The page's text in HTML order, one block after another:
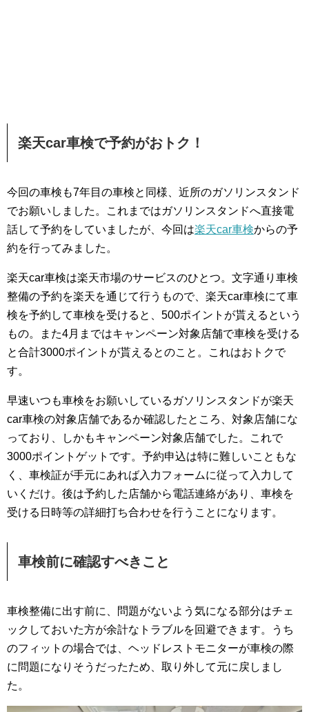
楽天car車検で予約がおトク！
今回の車検も7年目の車検と同様、近所のガソリンスタンド
でお願いしました。これまではガソリンスタンドへ直接電
話して予約をしていましたが、今回は楽天car車検からの予
約を行ってみました。
楽天car車検は楽天市場のサービスのひとつ。文字通り車検
整備の予約を楽天を通じて行うもので、楽天car車検にて車
検を予約して車検を受けると、500ポイントが貰えるという
もの。また4月まではキャンペーン対象店舗で車検を受ける
と合計3000ポイントが貰えるとのこと。これはおトクで
す。
早速いつも車検をお願いしているガソリンスタンドが楽天
car車検の対象店舗であるか確認したところ、対象店舗にな
っており、しかもキャンペーン対象店舗でした。これで
3000ポイントゲットです。予約申込は特に難しいこともな
く、車検証が手元にあれば入力フォームに従って入力して
いくだけ。後は予約した店舗から電話連絡があり、車検を
受ける日時等の詳細打ち合わせを行うことになります。
車検前に確認すべきこと
車検整備に出す前に、問題がないよう気になる部分はチェ
ックしておいた方が余計なトラブルを回避できます。うち
のフィットの場合では、ヘッドレストモニターが車検の際
に問題になりそうだったため、取り外して元に戻しまし
た。